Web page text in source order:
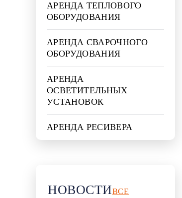
АРЕНДА ТЕПЛОВОГО
ОБОРУДОВАНИЯ
АРЕНДА СВАРОЧНОГО
ОБОРУДОВАНИЯ
АРЕНДА
ОСВЕТИТЕЛЬНЫХ
УСТАНОВОК
АРЕНДА РЕСИВЕРА
НОВОСТИВСЕ